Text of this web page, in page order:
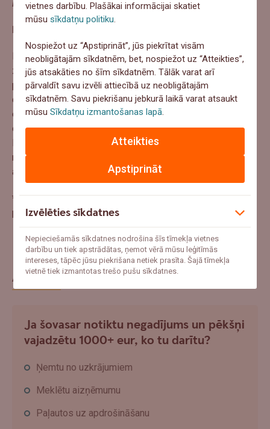
PlugShare vai ChargeMap mājaslapās un aplikācijās.”
Izdevīgāki līzinga nosacījumi
Lai padarītu jaunus ekoloģiski nekaitīgus auto izmaksu
ziņā pieejamākus, arī Swedbank no šī gada piedāvā īpašu
procenta likmilīzingamautomašīnām, kuru oglekļa
dioksīda emisiju līmenis nepārsniedz 95g/km*. Izvēloties
elektromobili, mazlitrāžas auto vai hibrīdauto ar CO
emisijas līmeni ne augstāku par 95 g/km, procentu likme
līzingam būs 1,49% + 6men Euribor. Minētais CO
noteikts, balstoties uz Eiropas Komisijas noteikto līmeni
auto ražotajiem.
*Saskaņā ar vieglo pasažieru automobiļu testa
procedūras (WLTP) datiem.
Aptauja
Ja šovasar notiktu negadījums un pēkšņi
vajadzētu 1000+ eur, ko tu darītu?
Ņemtu no uzkrājumiem
Meklētu aizņēmumu
Paļautos uz apdrošināšanu
vietnes darbību. Plašākai informācijai skatiet
mūsusīkdatņu politiku.
Nospiežot uz “Apstiprināt”, jūs piekrītat visām
neobligātajām sīkdatnēm, bet, nospiežot uz “Atteikties”,
jūs atsakāties no šīm sīkdatnēm. Tālāk varat arī
pārvaldīt savu izvēli attiecībā uz neobligātajām
sīkdatnēm. Savu piekrišanu jebkurā laikā varat atsaukt
mūsuSīkdatņu izmantošanas lapā.
Apstiprināt
Atteikties
Izvēlēties sīkdatnes
Nepieciešamās sīkdatnes nodrošina šīs tīmekļa vietnes
darbību un tiek apstrādātas, ņemot vērā mūsu leģitīmās
intereses, tāpēc jūsu piekrišana netiek prasīta. Šajā tīmekļa
vietnē tiek izmantotas trešo pušu sīkdatnes.